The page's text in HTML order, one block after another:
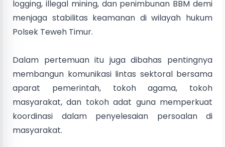
logging, illegal mining, dan penimbunan BBM demi
menjaga stabilitas keamanan di wilayah hukum
Polsek Teweh Timur.
Dalam pertemuan itu juga dibahas pentingnya
membangun komunikasi lintas sektoral bersama
aparat pemerintah, tokoh agama, tokoh
masyarakat, dan tokoh adat guna memperkuat
koordinasi dalam penyelesaian persoalan di
masyarakat.